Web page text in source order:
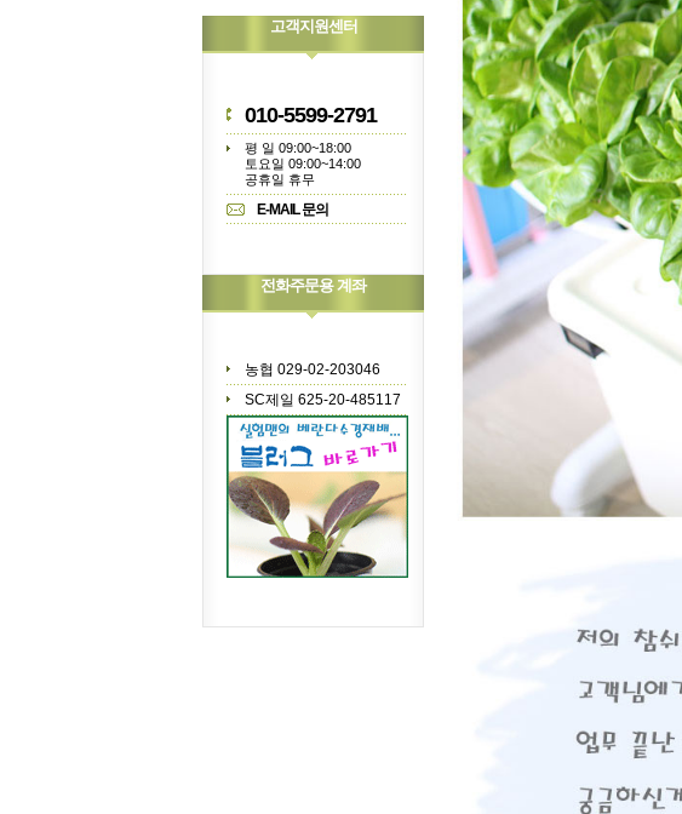
고객지원센터
010-5599-2791
평 일 09:00~18:00
토요일 09:00~14:00
공휴일 휴무
E-MAIL 문의
전화주문용 계좌
농협 029-02-203046
SC제일 625-20-485117